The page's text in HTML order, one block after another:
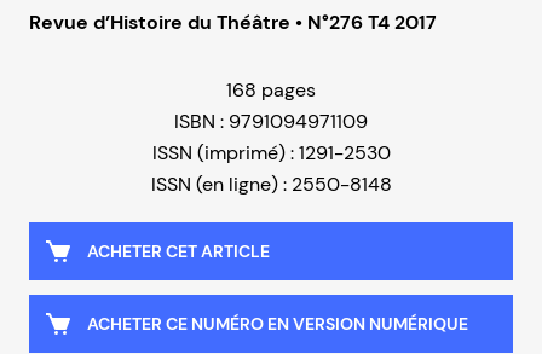
Revue d’Histoire du Théâtre • N°276 T4 2017
168 pages
ISBN : 9791094971109
ISSN (imprimé) : 1291-2530
ISSN (en ligne) : 2550-8148
ACHETER CET ARTICLE
ACHETER CE NUMÉRO EN VERSION NUMÉRIQUE